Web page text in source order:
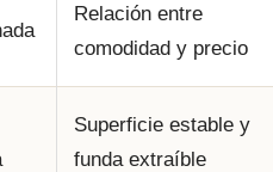
Relación entre
comodidad y precio
Superficie estable y
funda extraíble